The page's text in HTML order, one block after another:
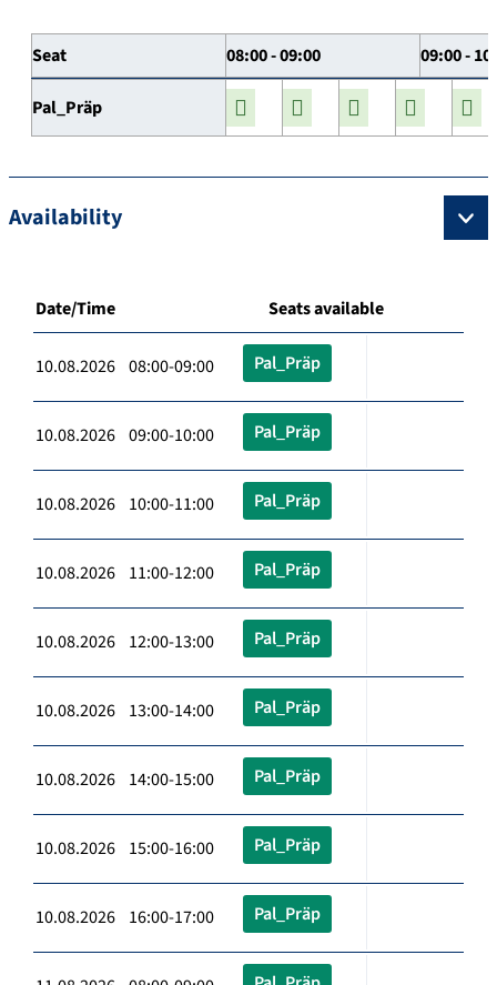
Seat 08:00 - 09:00 09:00 -
Pal_Präp
Availability
Date/Time Seats available
10.08.2026 08:00-09:00 Pal_Präp
10.08.2026 09:00-10:00 Pal_Präp
10.08.2026 10:00-11:00 Pal_Präp
10.08.2026 11:00-12:00 Pal_Präp
10.08.2026 12:00-13:00 Pal_Präp
10.08.2026 13:00-14:00 Pal_Präp
10.08.2026 14:00-15:00 Pal_Präp
10.08.2026 15:00-16:00 Pal_Präp
10.08.2026 16:00-17:00 Pal_Präp